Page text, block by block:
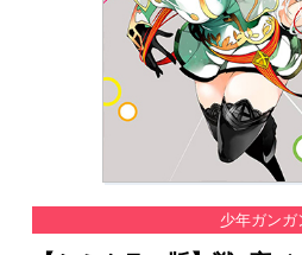
スクウェア・エニックス サイト内検索
少年ガンガ